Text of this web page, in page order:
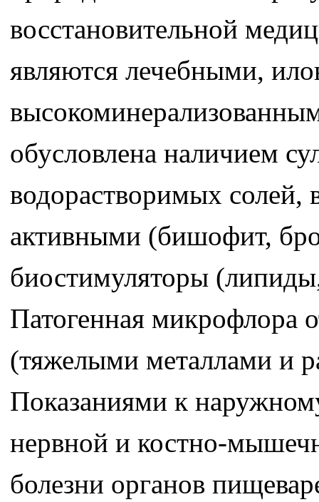
восстановительной
являются лечебными,
обусловлена наличием
водорастворимых солей,
активными (бишофит,
биостимуляторы
Патогенная микрофлора
(тяжелыми металлами и
Показаниями к
нервной и костно-
болезни органов